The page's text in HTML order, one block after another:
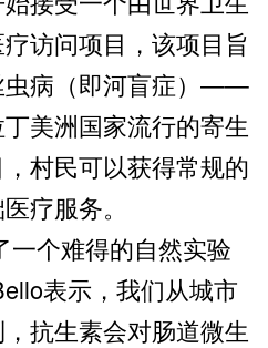
访问项目，该项目旨
虫病（即河盲症）——
美洲国家流行的寄生
村民可以获得常规的
疗服务。
个难得的自然实验
表示，我们从城市
抗生素会对肠道微生